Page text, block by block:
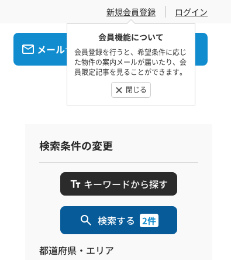
新規会員登録
会員機能について
会員登録を行うと、希望条件に応じ
た物件の案内メールが届いたり、会
員限定記事を見ることができます。
閉じる
ログイン
メールでお問合せ 電話でお問合せ
検索条件の変更
キーワードから探す
検索する 2件
都道府県・エリア